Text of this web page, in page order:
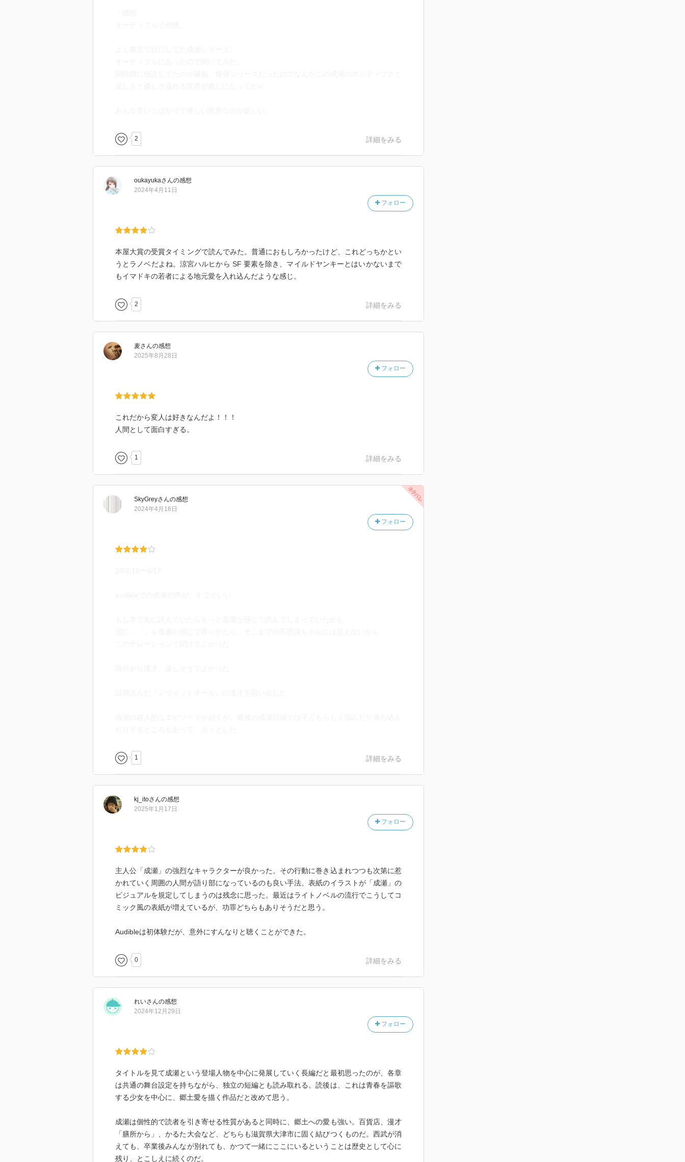
2 詳細をみる
oukayukaさんの感想
フォロー
2024年4月11日
本屋大賞の受賞タイミングで読んでみた。普通におもしろかったけど、これどっちかとい
うとラノベだよね。涼宮ハルヒから SF 要素を除き、マイルドヤンキーとはいかないまで
もイマドキの若者による地元愛を入れ込んだような感じ。
2 詳細をみる
麦さんの感想
フォロー
2025年8月28日
これだから変人は好きなんだよ！！！
人間として面白すぎる。
1 詳細をみる
SkyGreyさんの感想
フォロー
2024年4月16日
1 詳細をみる
kj_itoさんの感想
フォロー
2025年1月17日
主人公「成瀬」の強烈なキャラクターが良かった。その行動に巻き込まれつつも次第に惹
かれていく周囲の人間が語り部になっているのも良い手法。表紙のイラストが「成瀬」の
ビジュアルを規定してしまうのは残念に思った。最近はライトノベルの流行でこうしてコ
ミック風の表紙が増えているが、功罪どちらもありそうだと思う。
Audibleは初体験だが、意外にすんなりと聴くことができた。
0 詳細をみる
れいさんの感想
フォロー
2024年12月29日
タイトルを見て成瀬という登場人物を中心に発展していく長編だと最初思ったのが、各章
は共通の舞台設定を持ちながら、独立の短編とも読み取れる。読後は、これは青春を謳歌
する少女を中心に、郷土愛を描く作品だと改めて思う。
成瀬は個性的で読者を引き寄せる性質があると同時に、郷土への愛も強い。百貨店、漫才
「膳所から」、かるた大会など、どちらも滋賀県大津市に固く結びつくものだ。西武が消
えても、卒業後みんなが別れても、かつて一緒にここにいるということは歴史として心に
残り、とこしえに続くのだ。